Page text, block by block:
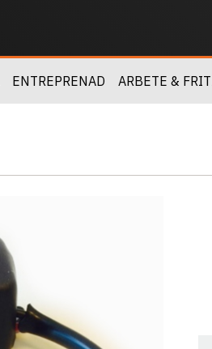
ENTREPRENAD ARBETE &